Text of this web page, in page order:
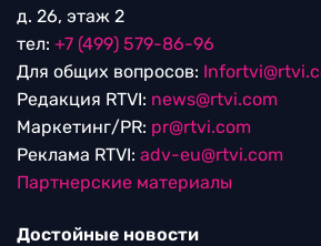
д. 26, этаж 2
тел: +7 (499) 579-86-96
Для общих вопросов:
Редакция RTVI: news@rtvi.com
Маркетинг/PR: pr@rtvi.com
Реклама RTVI: adv-eu@rtvi.com
Партнерские материалы
Достойные новости